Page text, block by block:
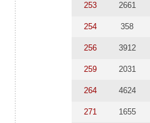
253 2661
254 358
256 3912
259 2031
264 4624
271 1655